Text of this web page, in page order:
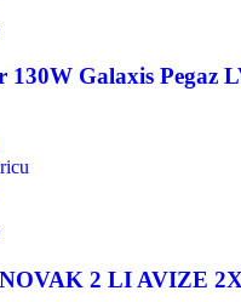
130W Galaxis Pegaz
2 LI AVIZE